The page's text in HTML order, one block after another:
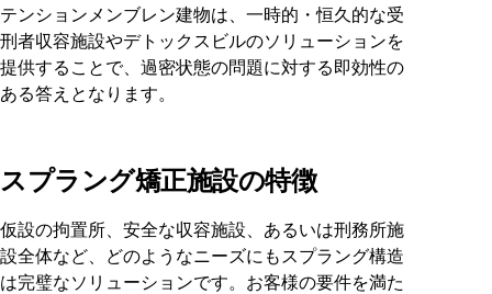
テンションメンブレン建物は、一時的・恒久的な受
刑者収容施設やデトックスビルのソリューションを
提供することで、過密状態の問題に対する即効性の
ある答えとなります。
スプラング矯正施設の特徴
仮設の拘置所、安全な収容施設、あるいは刑務所施
設全体など、どのようなニーズにもスプラング構造
は完璧なソリューションです。お客様の要件を満た